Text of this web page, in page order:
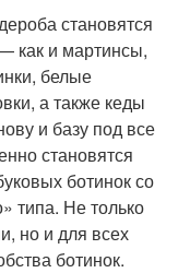
становятся
как и мартинсы,
белые
а также кеды
и базу под все
становятся
ботинок со
типа. Не только
но и для всех
ботинок.